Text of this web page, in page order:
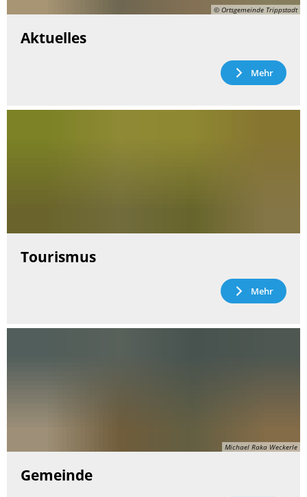
© Ortsgemeinde Trippstadt
Aktuelles
Mehr
Tourismus
Mehr
Michael Raka Weckerle
Gemeinde